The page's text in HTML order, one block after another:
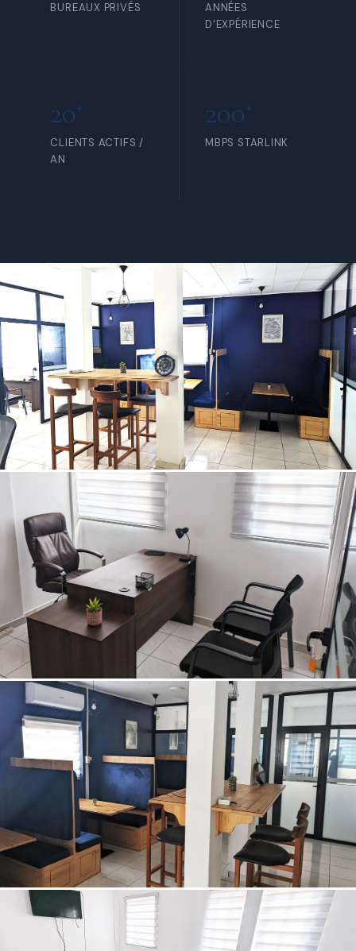
BUREAUX PRIVÉS
ANNÉES
D'EXPÉRIENCE
20+
CLIENTS ACTIFS /
AN
200+
MBPS STARLINK